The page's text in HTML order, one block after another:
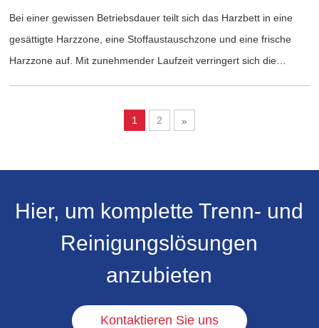
Bei einer gewissen Betriebsdauer teilt sich das Harzbett in eine
gesättigte Harzzone, eine Stoffaustauschzone und eine frische
Harzzone auf. Mit zunehmender Laufzeit verringert sich die
1
2 »
Hier, um komplette Trenn- und
Reinigungslösungen
anzubieten
Kontaktieren Sie uns